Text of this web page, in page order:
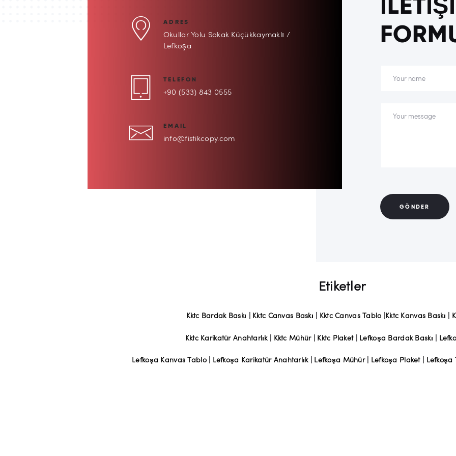
ADRES
Okullar Yolu Sokak Küçükkaymaklı /
Lefkoşa
TELEFON
+90 (533) 843 0555
EMAIL
info@fistikcopy.com
GÖNDER
Etiketler
Kktc Bardak Baskı | Kktc Canvas Baskı | Kktc Canvas Tablo |Kktc Kanvas Baskı |
Kktc Karikatür Anahtarlık| Kktc Mühür| Kktc Plaket| Lefkoşa Bardak Baskı |
Lefkoşa Kanvas Tablo| Lefkoşa Karikatür Anahtarlık| Lefkoşa Mühür| Lefkoşa Plaket| Lefkoşa